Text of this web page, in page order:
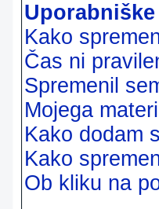
Kako
Čas ni
Spremenil
Mojega
Kako dodam
Kako
Ob kliku na